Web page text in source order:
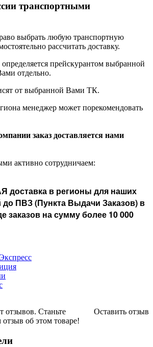
транспортными
выбрать любую транспортную
рассчитать доставку.
прейскурантом выбранной
отдельно.
от выбранной Вами ТК.
менеджер может порекомендовать
заказ доставляется нами
активно сотрудничаем:
доставка в регионы для наших
до ПВЗ (Пункта Выдачи Заказов) в
заказов на сумму более 10 000
Оставить отзыв
отзывов. Станьте
об этом товаре!